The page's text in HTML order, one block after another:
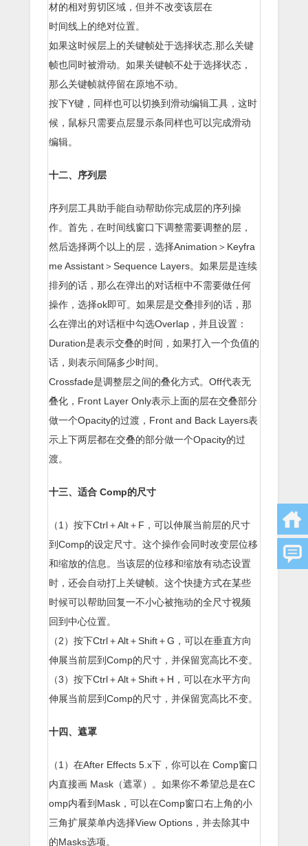
材的相对剪切区域，但并不改变该层在
时间线上的绝对位置。
如果这时候层上的关键帧处于选择状态,那么关键
帧也同时被滑动。如果关键帧不处于选择状态，
那么关键帧就停留在原地不动。
按下Y键，同样也可以切换到滑动编辑工具，这时
候，鼠标只需要点层显示条同样也可以完成滑动
编辑。
十二、序列层
序列层工具助手能自动帮助你完成层的序列操
作。首先，在时间线窗口下调整需要调整的层，
然后选择两个以上的层，选择Animation＞Keyfra
me Assistant＞Sequence Layers。如果层是连续
排列的话，那么在弹出的对话框中不需要做任何
操作，选择ok即可。如果层是交叠排列的话，那
么在弹出的对话框中勾选Overlap，并且设置：
Duration是表示交叠的时间，如果打入一个负值的
话，则表示间隔多少时间。
Crossfade是调整层之间的叠化方式。Off代表无
叠化，Front Layer Only表示上面的层在交叠部分
做一个Opacity的过渡，Front and Back Layers表
示上下两层都在交叠的部分做一个Opacity的过
渡。
十三、适合 Comp的尺寸
（1）按下Ctrl＋Alt＋F，可以伸展当前层的尺寸
到Comp的设定尺寸。这个操作会同时改变层位移
和缩放的信息。当该层的位移和缩放有动态设置
时，还会自动打上关键帧。这个快捷方式在某些
时候可以帮助回复一不小心被拖动的全尺寸视频
回到中心位置。
（2）按下Ctrl＋Alt＋Shift＋G，可以在垂直方向
伸展当前层到Comp的尺寸，并保留宽高比不变。
（3）按下Ctrl＋Alt＋Shift＋H，可以在水平方向
伸展当前层到Comp的尺寸，并保留宽高比不变。
十四、遮罩
（1）在After Effects 5.x下，你可以在 Comp窗口
内直接画 Mask（遮罩）。如果你不希望总是在C
omp内看到Mask，可以在Comp窗口右上角的小
三角扩展菜单内选择View Options，并去除其中
的Masks选项。